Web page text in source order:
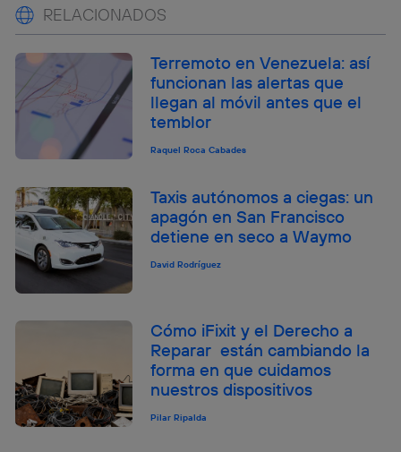
RELACIONADOS
Terremoto en Venezuela: así
funcionan las alertas que
llegan al móvil antes que el
temblor
Raquel Roca Cabades
Taxis autónomos a ciegas: un
apagón en San Francisco
detiene en seco a Waymo
David Rodríguez
Cómo iFixit y el Derecho a
Reparar están cambiando la
forma en que cuidamos
nuestros dispositivos
Pilar Ripalda